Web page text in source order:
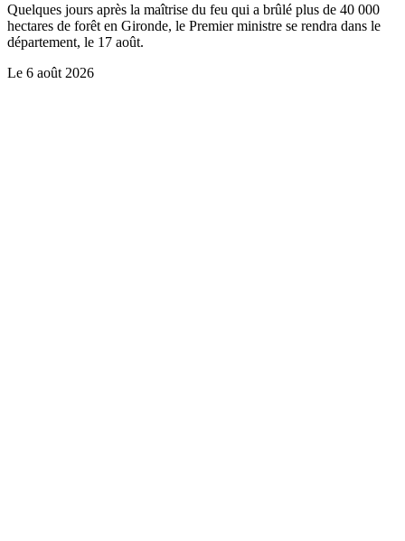
Quelques jours après la maîtrise du feu qui a brûlé plus de 40 000
hectares de forêt en Gironde, le Premier ministre se rendra dans le
département, le 17 août.
Le 6 août 2026